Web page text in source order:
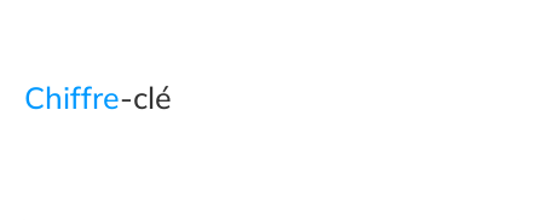
Chiffre-clé